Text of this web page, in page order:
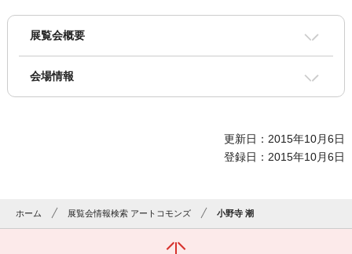
展覧会概要
会場情報
更新日：2015年10月6日
登録日：2015年10月6日
ホーム 展覧会情報検索 アートコモンズ 小野寺 潮